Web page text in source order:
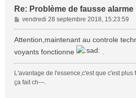
Re: Problème de fausse
M
e
s
a
g
e
vendredi 28 septembre 2018, 15:23:59
Attention,maintenant au controle
voyants fonctionne
L'avantage de l'essence,c'est que c'est plus
ça fait ch---.